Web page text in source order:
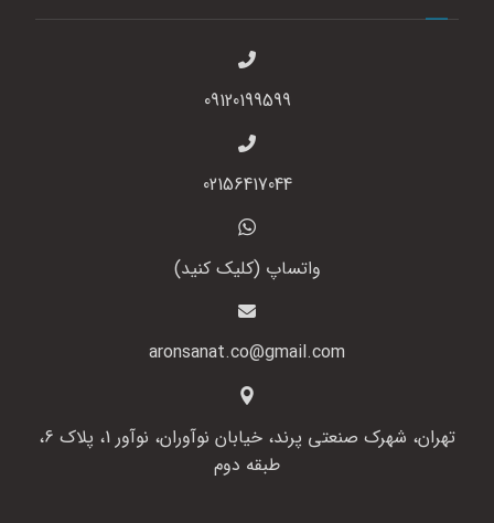
09120199599
02156417044
واتساپ (کلیک کنید)
aronsanat.co@gmail.com
تهران، شهرک صنعتی پرند، خیابان نوآوران، نوآور 1، پلاک 6،
طبقه دوم